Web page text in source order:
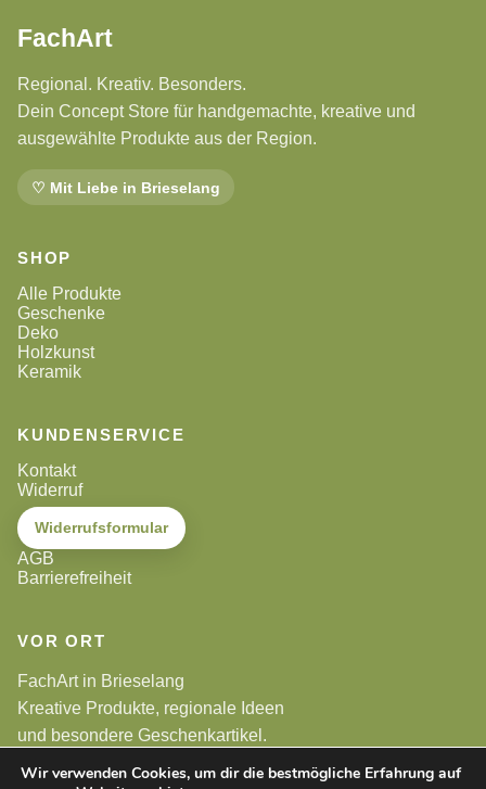
FachArt
Regional. Kreativ. Besonders.
Dein Concept Store für handgemachte, kreative und
ausgewählte Produkte aus der Region.
♡ Mit Liebe in Brieselang
SHOP
Alle Produkte
Geschenke
Deko
Holzkunst
Keramik
KUNDENSERVICE
Kontakt
Widerruf
Widerrufsformular
AGB
Barrierefreiheit
VOR ORT
FachArt in Brieselang
Kreative Produkte, regionale Ideen
und besondere Geschenkartikel.
Wir verwenden Cookies, um dir die bestmögliche Erfahrung auf